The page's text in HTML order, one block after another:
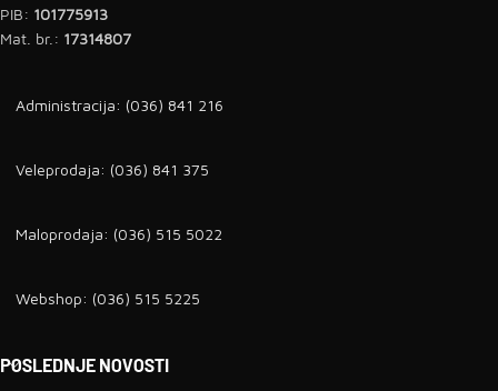
PIB: 101775913
Mat. br.: 17314807
Administracija: (036) 841 216
Veleprodaja: (036) 841 375
Maloprodaja: (036) 515 5022
Webshop: (036) 515 5225
POSLEDNJE NOVOSTI